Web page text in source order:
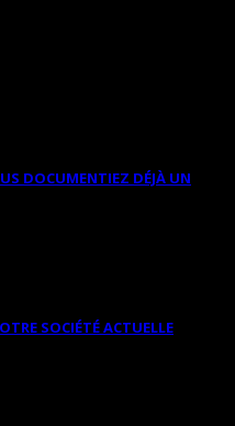
DOCUMENTIEZ DÉJÀ UN
SOCIÉTÉ ACTUELLE